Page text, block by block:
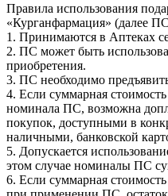
Правила использования
«Курганфармация» (далее
1. Принимаются в Аптеках
2. ПС может быть
приобретения.
3. ПС необходимо
4. Если суммарная
номинала ПС, возможна
покупок, доступными в
наличными, банковской
5. Допускается
этом случае номиналы ПС
6. Если суммарная